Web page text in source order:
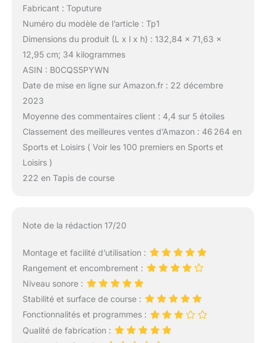
Fabricant : Toputure
Numéro du modèle de l’article : Tp1
Dimensions du produit (L x l x h) : 132,84 x 71,63 x
12,95 cm; 34 kilogrammes
ASIN : B0CQS5PYWN
Date de mise en ligne sur Amazon.fr : 22 décembre
2023
Moyenne des commentaires client : 4,4 sur 5 étoiles
Classement des meilleures ventes d’Amazon : 46 264 en
Sports et Loisirs ( Voir les 100 premiers en Sports et
Loisirs )
222 en Tapis de course
Note de la rédaction 17/20
Montage et facilité d’utilisation :
Rangement et encombrement :
Niveau sonore :
Stabilité et surface de course :
Fonctionnalités et programmes :
Qualité de fabrication :